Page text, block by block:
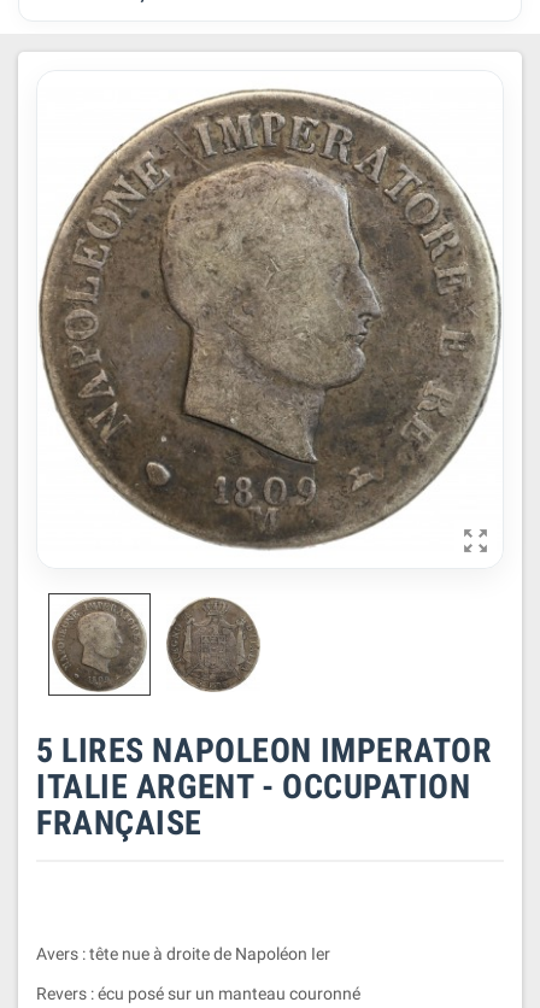

5 LIRES NAPOLEON IMPERATOR
ITALIE ARGENT - OCCUPATION
FRANÇAISE
Avers : tête nue à droite de Napoléon Ier
Revers : écu posé sur un manteau couronné